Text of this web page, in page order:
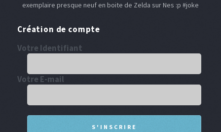
exemplaire presque neuf en boite de Zelda sur Nes :p #joke
Création de compte
Votre Identifiant
Votre E-mail